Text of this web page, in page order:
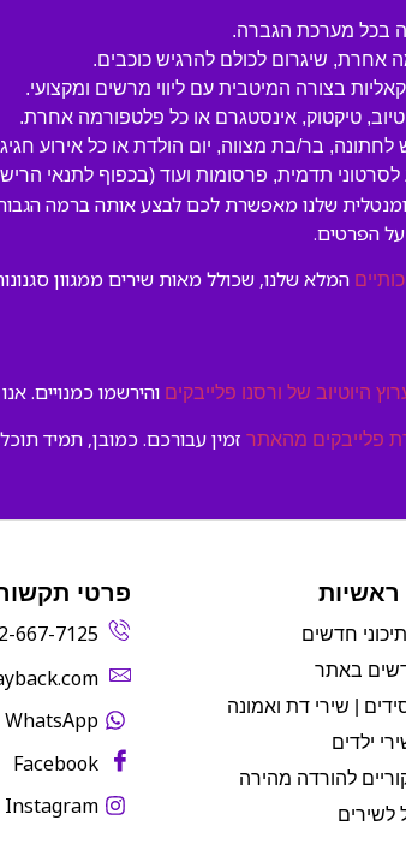
בכל מערכת הגברה.
אחרת, שיגרום לכולם להרגיש כוכבים.
בצורה המיטבית עם ליווי מרשים ומקצועי.
טיקטוק, אינסטגרם או כל פלטפורמה אחרת.
לחתונה, בר/בת מצווה, יום הולדת או כל אירוע
תדמית, פרסומות ועוד (בכפוף לתנאי
שלנו מאפשרת לכם לבצע אותה ברמה
הפרטים.
המלא שלנו, שכולל מאות שירים ממגוון
היוטיוב של ורסנו פלייבקים והירשמו כמנויים.
פלייבקים מהאתר זמין עבורכם. כמובן, תמיד
ראשיות
חדשים
באתר
| שירי דת ואמונה
ילדים
להורדה מהירה
לשירים
פרטי
667-7125
WhatsApp
Facebook
Instagram